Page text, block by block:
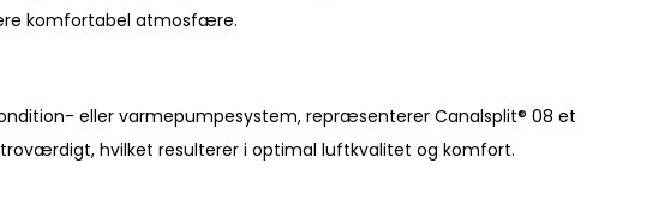
komfortabel atmosfære.
eller varmepumpesystem, repræsenterer Canalsplit® 08 et
hvilket resulterer i optimal luftkvalitet og komfort.